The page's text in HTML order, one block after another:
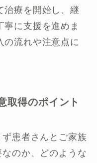
治療を開始し、継
に支援を進めま
の流れや注意点に
取得のポイント
患者さんとご家族
のか、どのような